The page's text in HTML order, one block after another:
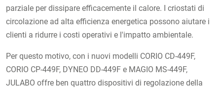
parziale per dissipare efficacemente il calore. I criostati di
circolazione ad alta efficienza energetica possono aiutare i
clienti a ridurre i costi operativi e l'impatto ambientale.
Per questo motivo, con i nuovi modelli CORIO CD-449F,
CORIO CP-449F, DYNEO DD-449F e MAGIO MS-449F,
JULABO offre ben quattro dispositivi di regolazione della